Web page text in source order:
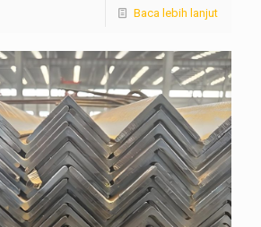
Baca lebih lanjut